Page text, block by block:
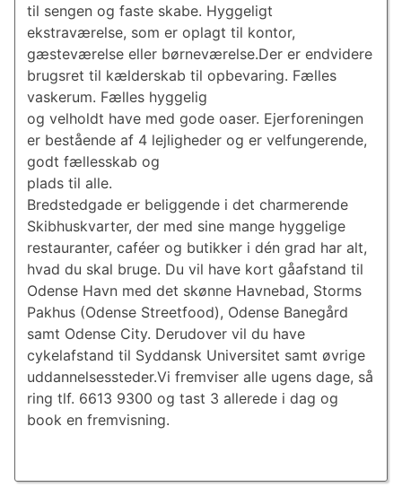
til sengen og faste skabe. Hyggeligt
ekstraværelse, som er oplagt til kontor,
gæsteværelse eller børneværelse.Der er endvidere
brugsret til kælderskab til opbevaring. Fælles
vaskerum. Fælles hyggelig
og velholdt have med gode oaser. Ejerforeningen
er bestående af 4 lejligheder og er velfungerende,
godt fællesskab og
plads til alle.
Bredstedgade er beliggende i det charmerende
Skibhuskvarter, der med sine mange hyggelige
restauranter, caféer og butikker i dén grad har alt,
hvad du skal bruge. Du vil have kort gåafstand til
Odense Havn med det skønne Havnebad, Storms
Pakhus (Odense Streetfood), Odense Banegård
samt Odense City. Derudover vil du have
cykelafstand til Syddansk Universitet samt øvrige
uddannelsessteder.Vi fremviser alle ugens dage, så
ring tlf. 6613 9300 og tast 3 allerede i dag og
book en fremvisning.